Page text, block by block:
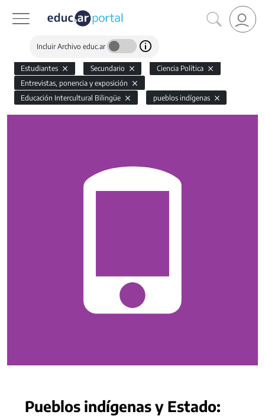
Incluir Archivo educ.ar
Estudiantes Secundario
Ciencia Política
Entrevistas, ponencia y exposición
Educación Intercultural Bilingüe
pueblos indígenas
Pueblos indígenas y Estado: